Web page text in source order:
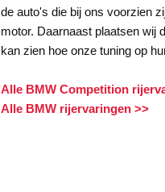
de auto's die bij ons voorzien
motor. Daarnaast plaatsen wij
kan zien hoe onze tuning op
Alle BMW Competition
Alle BMW rijervaringen >>